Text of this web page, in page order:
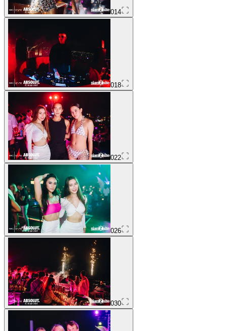
014
018
022
026
030